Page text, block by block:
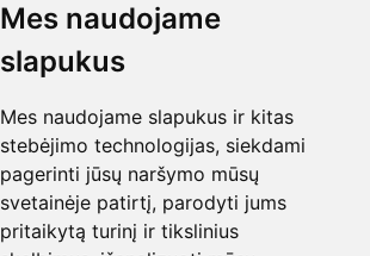
Mes naudojame
slapukus
Mes naudojame slapukus ir kitas
stebėjimo technologijas, siekdami
pagerinti jūsų naršymo mūsų
svetainėje patirtį, parodyti jums
pritaikytą turinį ir tikslinius